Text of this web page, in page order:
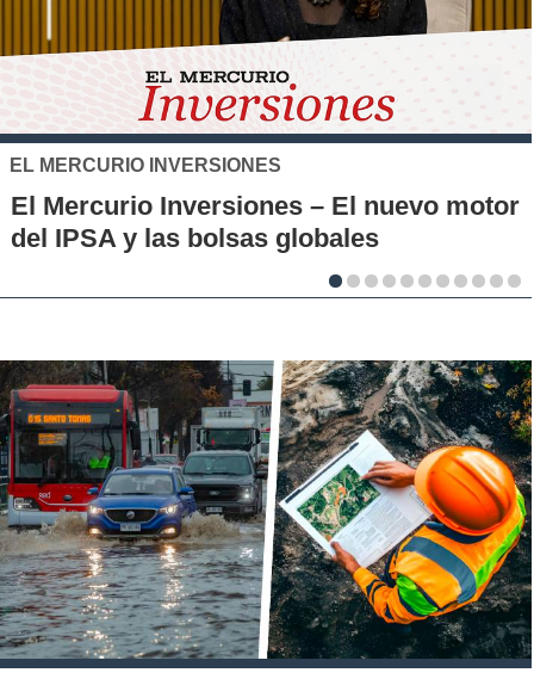
SANTO TOMÁS
IP-CFT Santo Tomás y Red de Hubs
Municipales firman alianza para impulsar
la innovación en los territorios